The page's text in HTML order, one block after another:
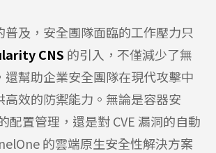
普及，安全團隊面臨的工作壓力只
CNS 的引入，不僅減少了無
還幫助企業安全團隊在現代攻擊中
高效的防禦能力。無論是容器安
配置管理，還是對 CVE 漏洞的自動
的雲端原生安全性解決方案